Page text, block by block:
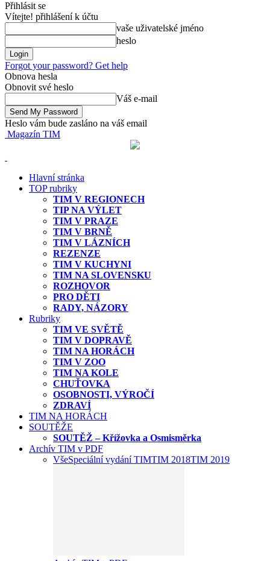
Přihlásit se
Vítejte! přihlášení k účtu
vaše uživatelské jméno
heslo
Forgot your password? Get help
Obnova hesla
Obnovit své heslo
Váš e-mail
Heslo vám bude zasláno na váš email
Magazín TIM
Hlavní stránka
TOP rubriky
TIM V REGIONECH
TIP NA VÝLET
TIM V PRAZE
TIM V BRNĚ
TIM V LÁZNÍCH
REZENZE
TIM V KUCHYNI
TIM NA SLOVENSKU
ROZHOVOR
PRO DĚTI
RADY, NÁZORY
Rubriky
TIM VE SVĚTĚ
TIM V DOPRAVĚ
TIM NA HORÁCH
TIM V ZOO
TIM NA KOLE
CHUŤOVKA
OSOBNOSTI, VÝROČÍ
ZDRAVÍ
TIM NA HORÁCH
SOUTĚŽE
SOUTĚŽ – Křížovka a Osmisměrka
Archív TIM v PDF
VšeSpeciální vydání TIMTIM 2018TIM 2019